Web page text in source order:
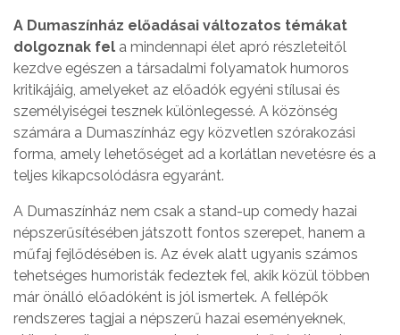
A Dumaszínház előadásai változatos témákat
dolgoznak fel a mindennapi élet apró részleteitől
kezdve egészen a társadalmi folyamatok humoros
kritikájáig, amelyeket az előadók egyéni stílusai és
személyiségei tesznek különlegessé. A közönség
számára a Dumaszínház egy közvetlen szórakozási
forma, amely lehetőséget ad a korlátlan nevetésre és a
teljes kikapcsolódásra egyaránt.
A Dumaszínház nem csak a stand-up comedy hazai
népszerűsítésében játszott fontos szerepet, hanem a
műfaj fejlődésében is. Az évek alatt ugyanis számos
tehetséges humoristák fedeztek fel, akik közül többen
már önálló előadóként is jól ismertek. A fellépők
rendszeres tagjai a népszerű hazai eseményeknek,